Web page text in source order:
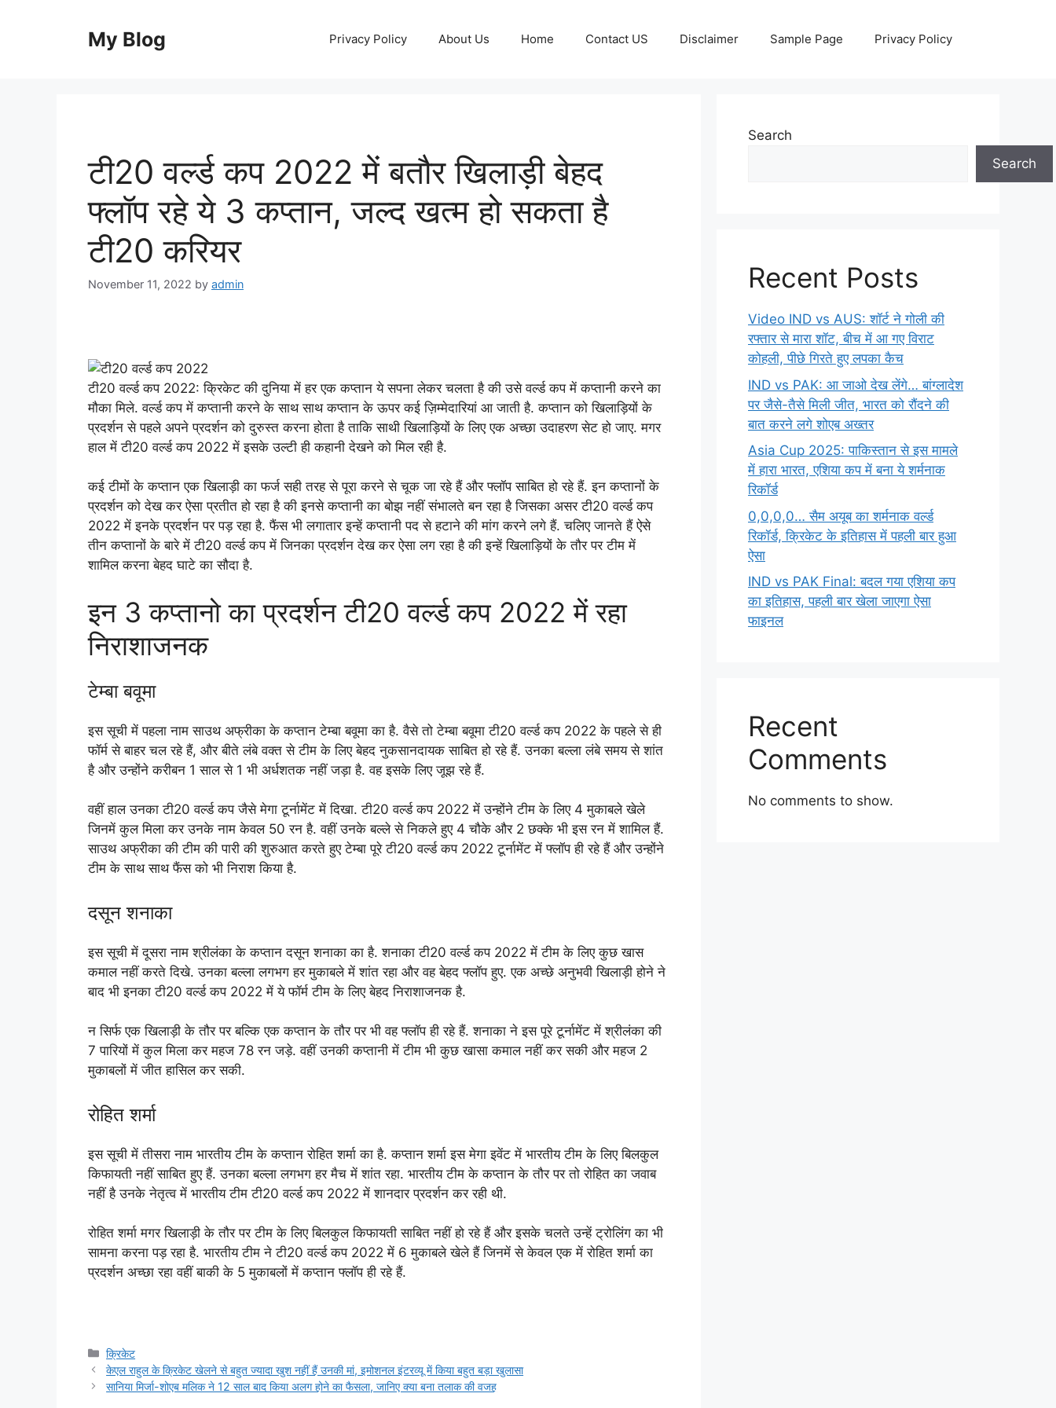
My Blog Privacy Policy About Us Home Contact US Disclaimer Sample Page Privacy Policy
टी20 वर्ल्ड कप 2022 में बतौर खिलाड़ी बेहद
फ्लॉप रहे ये 3 कप्तान, जल्द खत्म हो सकता है
टी20 करियर
November 11, 2022 by admin
टी20 वर्ल्ड कप 2022: क्रिकेट की दुनिया में हर एक कप्तान ये सपना लेकर चलता है की उसे वर्ल्ड कप में कप्तानी करने का
मौका मिले. वर्ल्ड कप में कप्तानी करने के साथ साथ कप्तान के ऊपर कई ज़िम्मेदारियां आ जाती है. कप्तान को खिलाड़ियों के
प्रदर्शन से पहले अपने प्रदर्शन को दुरुस्त करना होता है ताकि साथी खिलाड़ियों के लिए एक अच्छा उदाहरण सेट हो जाए. मगर
हाल में टी20 वर्ल्ड कप 2022 में इसके उल्टी ही कहानी देखने को मिल रही है.
कई टीमों के कप्तान एक खिलाड़ी का फर्ज सही तरह से पूरा करने से चूक जा रहे हैं और फ्लॉप साबित हो रहे हैं. इन कप्तानों के
प्रदर्शन को देख कर ऐसा प्रतीत हो रहा है की इनसे कप्तानी का बोझ नहीं संभालते बन रहा है जिसका असर टी20 वर्ल्ड कप
2022 में इनके प्रदर्शन पर पड़ रहा है. फैंस भी लगातार इन्हें कप्तानी पद से हटाने की मांग करने लगे हैं. चलिए जानते हैं ऐसे
तीन कप्तानों के बारे में टी20 वर्ल्ड कप में जिनका प्रदर्शन देख कर ऐसा लग रहा है की इन्हें खिलाड़ियों के तौर पर टीम में
शामिल करना बेहद घाटे का सौदा है.
इन 3 कप्तानो का प्रदर्शन टी20 वर्ल्ड कप 2022 में रहा
निराशाजनक
टेम्बा बवूमा
इस सूची में पहला नाम साउथ अफ्रीका के कप्तान टेम्बा बवूमा का है. वैसे तो टेम्बा बवूमा टी20 वर्ल्ड कप 2022 के पहले से ही
फॉर्म से बाहर चल रहे हैं, और बीते लंबे वक्त से टीम के लिए बेहद नुकसानदायक साबित हो रहे हैं. उनका बल्ला लंबे समय से शांत
है और उन्होंने करीबन 1 साल से 1 भी अर्धशतक नहीं जड़ा है. वह इसके लिए जूझ रहे हैं.
वहीं हाल उनका टी20 वर्ल्ड कप जैसे मेगा टूर्नामेंट में दिखा. टी20 वर्ल्ड कप 2022 में उन्होंने टीम के लिए 4 मुकाबले खेले
जिनमें कुल मिला कर उनके नाम केवल 50 रन है. वहीं उनके बल्ले से निकले हुए 4 चौके और 2 छक्के भी इस रन में शामिल हैं.
साउथ अफ्रीका की टीम की पारी की शुरुआत करते हुए टेम्बा पूरे टी20 वर्ल्ड कप 2022 टूर्नामेंट में फ्लॉप ही रहे हैं और उन्होंने
टीम के साथ साथ फैंस को भी निराश किया है.
दसून शनाका
इस सूची में दूसरा नाम श्रीलंका के कप्तान दसून शनाका का है. शनाका टी20 वर्ल्ड कप 2022 में टीम के लिए कुछ खास
कमाल नहीं करते दिखे. उनका बल्ला लगभग हर मुकाबले में शांत रहा और वह बेहद फ्लॉप हुए. एक अच्छे अनुभवी खिलाड़ी होने ने
बाद भी इनका टी20 वर्ल्ड कप 2022 में ये फॉर्म टीम के लिए बेहद निराशाजनक है.
न सिर्फ एक खिलाड़ी के तौर पर बल्कि एक कप्तान के तौर पर भी वह फ्लॉप ही रहे हैं. शनाका ने इस पूरे टूर्नामेंट में श्रीलंका की
7 पारियों में कुल मिला कर महज 78 रन जड़े. वहीं उनकी कप्तानी में टीम भी कुछ खासा कमाल नहीं कर सकी और महज 2
मुकाबलों में जीत हासिल कर सकी.
रोहित शर्मा
इस सूची में तीसरा नाम भारतीय टीम के कप्तान रोहित शर्मा का है. कप्तान शर्मा इस मेगा इवेंट में भारतीय टीम के लिए बिलकुल
किफायती नहीं साबित हुए हैं. उनका बल्ला लगभग हर मैच में शांत रहा. भारतीय टीम के कप्तान के तौर पर तो रोहित का जवाब
नहीं है उनके नेतृत्व में भारतीय टीम टी20 वर्ल्ड कप 2022 में शानदार प्रदर्शन कर रही थी.
रोहित शर्मा मगर खिलाड़ी के तौर पर टीम के लिए बिलकुल किफायती साबित नहीं हो रहे हैं और इसके चलते उन्हें ट्रोलिंग का भी
सामना करना पड़ रहा है. भारतीय टीम ने टी20 वर्ल्ड कप 2022 में 6 मुकाबले खेले हैं जिनमें से केवल एक में रोहित शर्मा का
प्रदर्शन अच्छा रहा वहीं बाकी के 5 मुकाबलों में कप्तान फ्लॉप ही रहे हैं.
Categories
क्रिकेट
केएल राहुल के क्रिकेट खेलने से बहुत ज्यादा खुश नहीं हैं उनकी मां, इमोशनल इंटरव्यू में किया बहुत बड़ा खुलासा
सानिया मिर्जा-शोएब मलिक ने 12 साल बाद किया अलग होने का फैसला, जानिए क्या बना तलाक की वजह
Search
Search
Recent Posts
Video IND vs AUS: शॉर्ट ने गोली की
रफ्तार से मारा शॉट, बीच में आ गए विराट
कोहली, पीछे गिरते हुए लपका कैच
IND vs PAK: आ जाओ देख लेंगे… बांग्लादेश
पर जैसे-तैसे मिली जीत, भारत को रौंदने की
बात करने लगे शोएब अख्तर
Asia Cup 2025: पाकिस्तान से इस मामले
में हारा भारत, एशिया कप में बना ये शर्मनाक
रिकॉर्ड
0,0,0,0… सैम अयूब का शर्मनाक वर्ल्ड
रिकॉर्ड, क्रिकेट के इतिहास में पहली बार हुआ
ऐसा
IND vs PAK Final: बदल गया एशिया कप
का इतिहास, पहली बार खेला जाएगा ऐसा
फाइनल
Recent
Comments
No comments to show.